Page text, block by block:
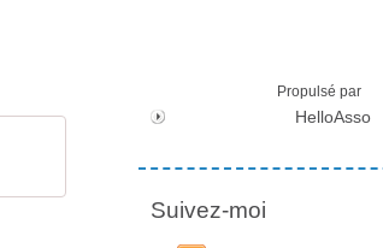
Propulsé par
HelloAsso
Suivez-moi